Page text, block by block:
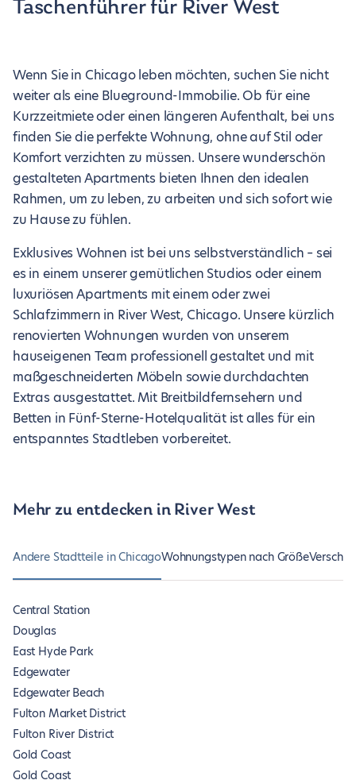
Taschenführer für River West
Wenn Sie in Chicago leben möchten, suchen Sie nicht
weiter als eine Blueground-Immobilie. Ob für eine
Kurzzeitmiete oder einen längeren Aufenthalt, bei uns
finden Sie die perfekte Wohnung, ohne auf Stil oder
Komfort verzichten zu müssen. Unsere wunderschön
gestalteten Apartments bieten Ihnen den idealen
Rahmen, um zu leben, zu arbeiten und sich sofort wie
zu Hause zu fühlen.
Exklusives Wohnen ist bei uns selbstverständlich – sei
es in einem unserer gemütlichen Studios oder einem
luxuriösen Apartments mit einem oder zwei
Schlafzimmern in River West, Chicago. Unsere kürzlich
renovierten Wohnungen wurden von unserem
hauseigenen Team professionell gestaltet und mit
maßgeschneiderten Möbeln sowie durchdachten
Extras ausgestattet. Mit Breitbildfernsehern und
Betten in Fünf-Sterne-Hotelqualität ist alles für ein
entspanntes Stadtleben vorbereitet.
Mehr zu entdecken in River West
Andere Stadtteile in ChicagoWohnungstypen nach Größe
Central Station
Douglas
East Hyde Park
Edgewater
Edgewater Beach
Fulton Market District
Fulton River District
Gold Coast
Gold Coast